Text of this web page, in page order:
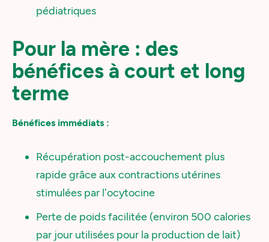
pédiatriques
Pour la mère : des
bénéfices à court et long
terme
Bénéfices immédiats :
Récupération post-accouchement plus
rapide grâce aux contractions utérines
stimulées par l'ocytocine
Perte de poids facilitée (environ 500 calories
par jour utilisées pour la production de lait)